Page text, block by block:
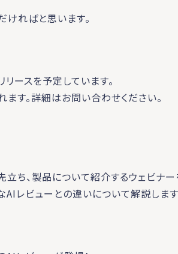
ければと思います。
ースを予定しています。
す。詳細はお問い合わせください。
ち、製品について紹介するウェビナ
AIレビューとの違いについて解説します